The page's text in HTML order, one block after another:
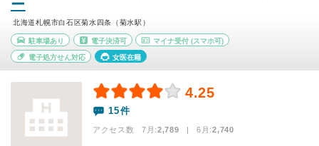
ー
北海道札幌市白石区菊水四条（菊水駅）
駐車場あり 電子決済可 マイナ受付 (スマホ可)
電子処方せん対応 女医在籍
4.25
15件
アクセス数 7月:2,789 | 6月:2,740